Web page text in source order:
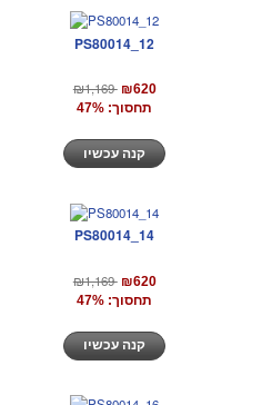
PS80014_12
₪1,169 ₪620
תחסוך: 47%
PS80014_14
₪1,169 ₪620
תחסוך: 47%